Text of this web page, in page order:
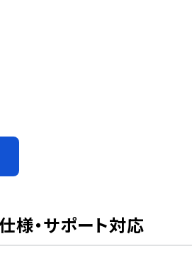
様・サポート対応